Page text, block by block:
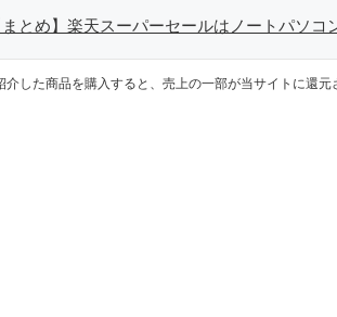
とめ】楽天スーパーセールはノートパソコ
した商品を購入すると、売上の一部が当サイトに還元